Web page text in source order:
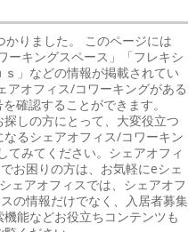
かりました。 このページには
ーキングスペース」「フレキシ
」などの情報が掲載されてい
アオフィス/コワーキングがある
確認することができます。
探しの方にとって、大変役立つ
るシェアオフィス/コワーキン
てみてください。シェアオフィ
お困りの方は、お気軽にeシェ
ェアオフィスでは、シェアオフ
の情報だけでなく、入居者募集
能などお役立ちコンテンツも